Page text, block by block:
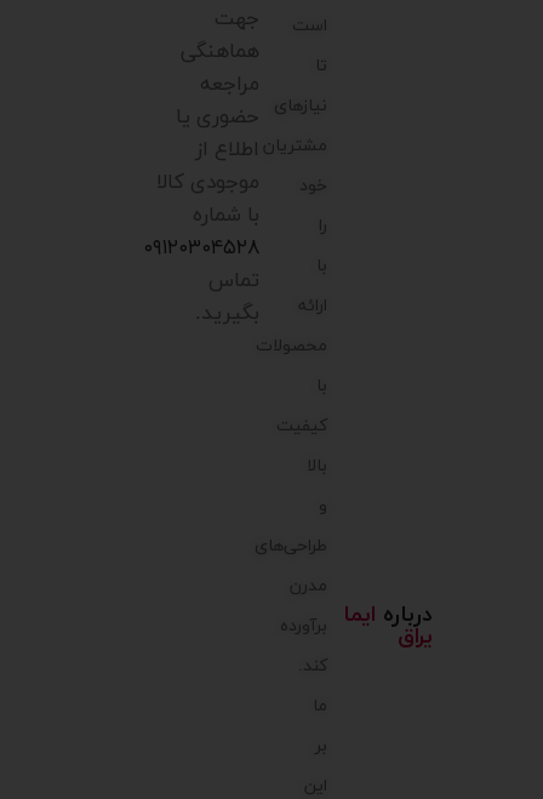
درباره ایما
یراق
است
تا
نیازهای
مشتریان
خود
را
با
ارائه
محصولات
با
کیفیت
بالا
و
طراحی‌های
مدرن
برآورده
کند.
ما
بر
این
جهت
هماهنگی
مراجعه
حضوری یا
اطلاع از
موجودی کالا
با شماره
۰۹۱۲۰۳۰۴۵۲۸
تماس
بگیرید.